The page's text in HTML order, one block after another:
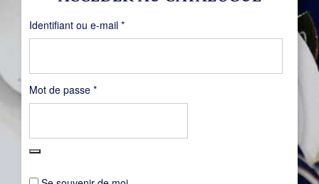
Identifiant ou e-mail *Obligatoire
Mot de passe *Obligatoire